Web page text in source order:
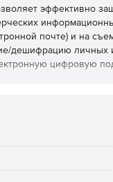
эффективно
почте) и на
дешифрацию личных
цифровую
работает в ОС